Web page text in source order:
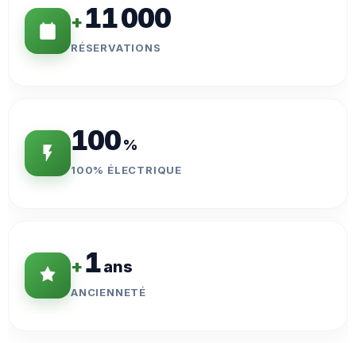
+11 000
RÉSERVATIONS
100%
100% ÉLECTRIQUE
+1ans
ANCIENNETÉ